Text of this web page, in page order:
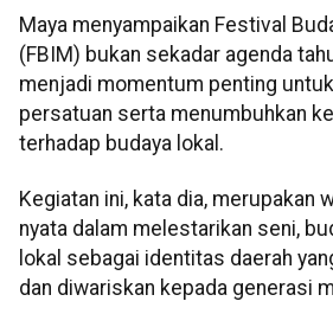
Maya menyampaikan Festival
(FBIM) bukan sekadar agenda
menjadi momentum penting
persatuan serta menumbuhkan
terhadap budaya lokal.
Kegiatan ini, kata dia, merupakan
nyata dalam melestarikan seni,
lokal sebagai identitas daerah
dan diwariskan kepada generasi